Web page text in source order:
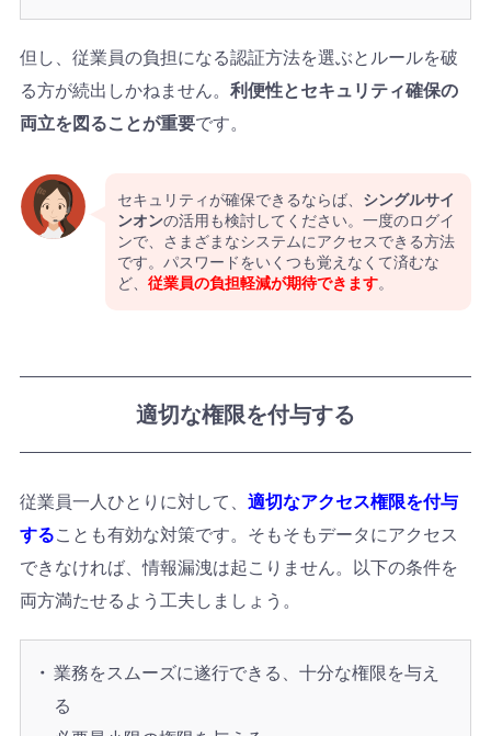
但し、従業員の負担になる認証方法を選ぶとルールを破
る方が続出しかねません。 利便性とセキュリティ確保の
両立を図ることが重要です。
セキュリティが確保できるならば、 シングルサイ
ンオンの活用も検討してください。一度のログイ
ンで、さまざまなシステムにアクセスできる方法
です。パスワードをいくつも覚えなくて済むな
ど、 従業員の負担軽減が期待できます。
適切な権限を付与する
従業員一人ひとりに対して、 適切なアクセス権限を付与
することも有効な対策です。そもそもデータにアクセス
できなければ、情報漏洩は起こりません。以下の条件を
両方満たせるよう工夫しましょう。
業務をスムーズに遂行できる、十分な権限を与え
る